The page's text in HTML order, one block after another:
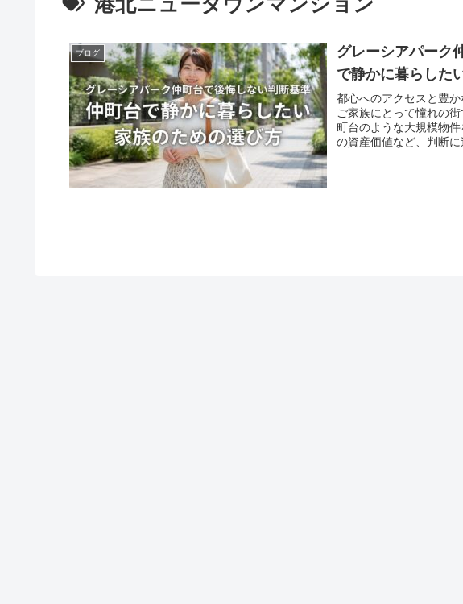
ブログ
グレーシアパーク
で静かに暮らした
都心へのアクセスと豊
ご家族にとって憧れの
町台のような大規模物
の資産価値など、判断